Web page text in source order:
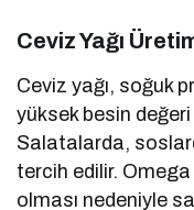
Ceviz Yağı
Ceviz yağı, soğuk
yüksek besin
Salatalarda,
tercih edilir.
olması nedeniyle